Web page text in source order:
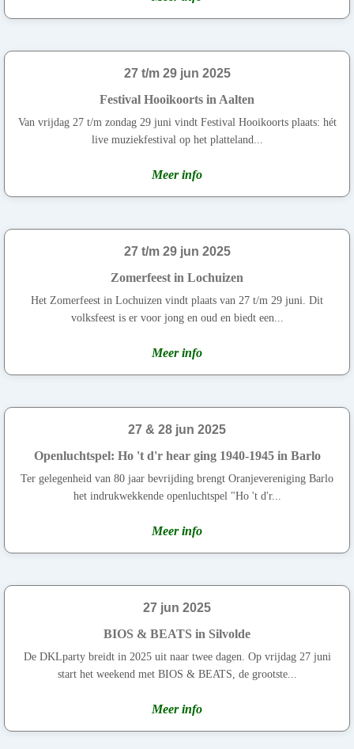
27 t/m 29 jun 2025
Festival Hooikoorts in Aalten
Van vrijdag 27 t/m zondag 29 juni vindt Festival Hooikoorts plaats: hét
live muziekfestival op het platteland...
Meer info
27 t/m 29 jun 2025
Zomerfeest in Lochuizen
Het Zomerfeest in Lochuizen vindt plaats van 27 t/m 29 juni. Dit
volksfeest is er voor jong en oud en biedt een...
Meer info
27 & 28 jun 2025
Openluchtspel: Ho 't d'r hear ging 1940-1945 in Barlo
Ter gelegenheid van 80 jaar bevrijding brengt Oranjevereniging Barlo
het indrukwekkende openluchtspel "Ho 't d'r...
Meer info
27 jun 2025
BIOS & BEATS in Silvolde
De DKLparty breidt in 2025 uit naar twee dagen. Op vrijdag 27 juni
start het weekend met BIOS & BEATS, de grootste...
Meer info